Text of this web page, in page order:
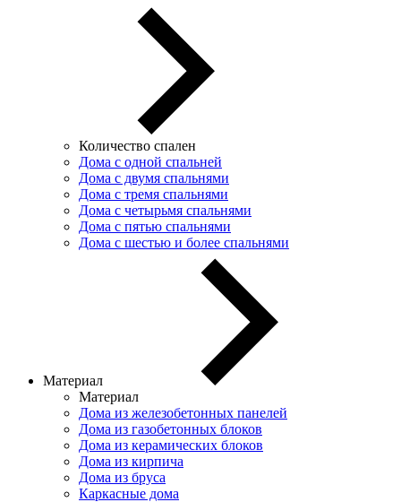
Количество спален
Дома с одной спальней
Дома с двумя спальнями
Дома с тремя спальнями
Дома с четырьмя спальнями
Дома с пятью спальнями
Дома с шестью и более спальнями
Материал
Материал
Дома из железобетонных панелей
Дома из газобетонных блоков
Дома из керамических блоков
Дома из кирпича
Дома из бруса
Каркасные дома